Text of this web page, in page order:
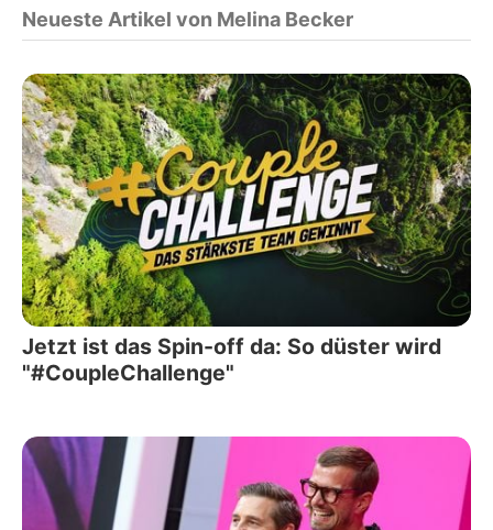
Neueste Artikel von Melina Becker
Jetzt ist das Spin-off da: So düster wird
"#CoupleChallenge"